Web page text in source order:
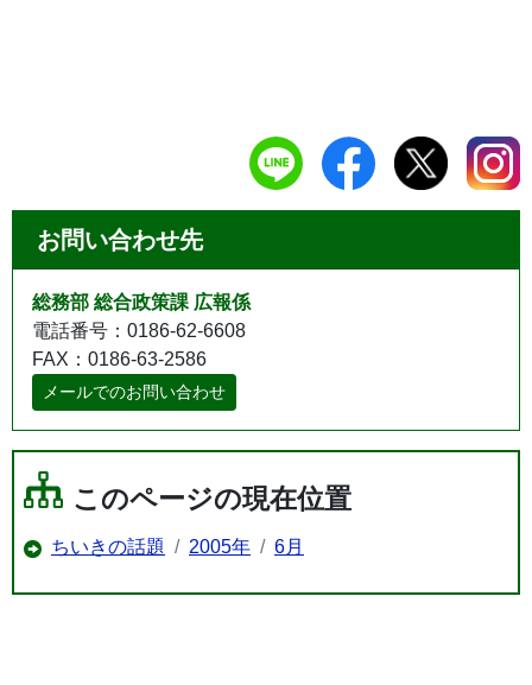
お問い合わせ先
総務部 総合政策課 広報係
電話番号：0186-62-6608
FAX：0186-63-2586
メールでのお問い合わせ
このページの現在位置
ちいきの話題 2005年 6月